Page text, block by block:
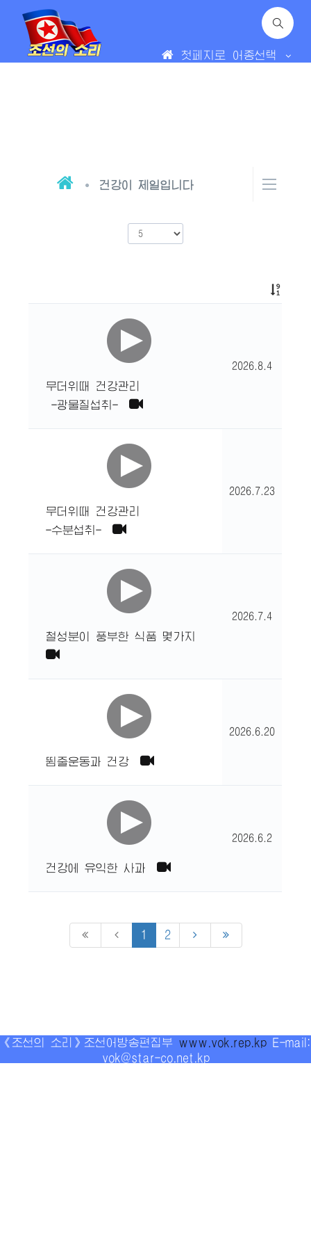
첫페지로 어종선택
건강이 제일입니다
무더위때 건강관리
-광물질섭취-
2026.8.4
무더위때 건강관리
-수분섭취-
2026.7.23
철성분이 풍부한 식품 몇가지
2026.7.4
뜀줄운동과 건강
2026.6.20
건강에 유익한 사과
2026.6.2
1 2
《조선의 소리》조선어방송편집부 www.vok.rep.kp E-mail:
vok@star-co.net.kp